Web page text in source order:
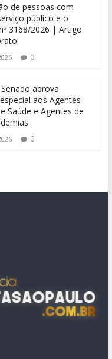
de pessoas com
público e o
3168/2026 | Artigo
0
aprova
aos Agentes
Saúde e Agentes de
0